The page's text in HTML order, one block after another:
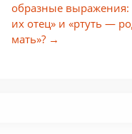
образные выражения:
их отец» и «ртуть —
мать»? →